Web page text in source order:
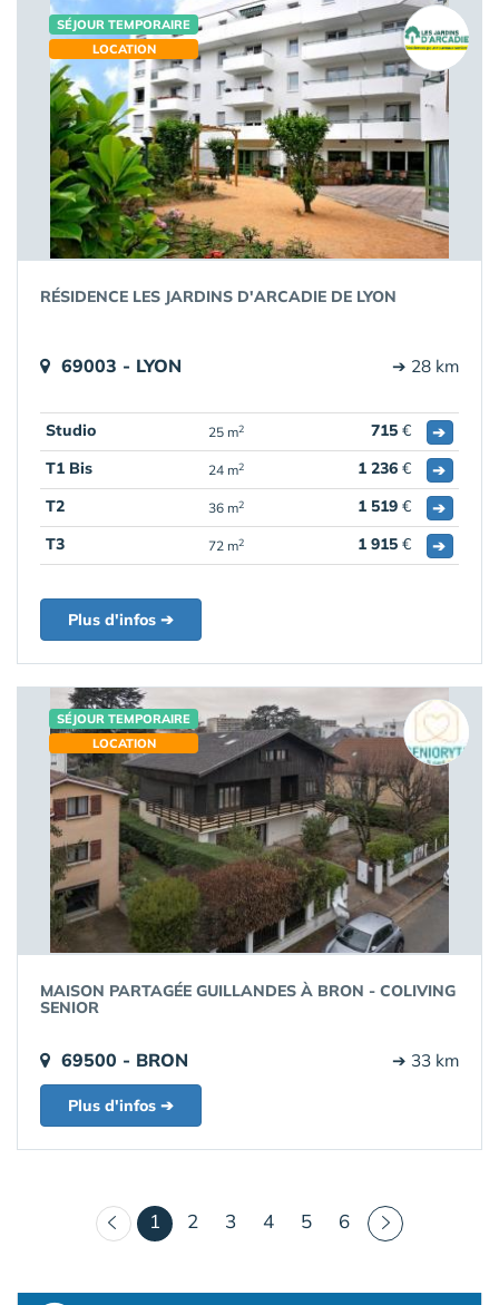
SÉJOUR TEMPORAIRE
LOCATION
RÉSIDENCE LES JARDINS D'ARCADIE DE LYON
69003 - LYON ➔ 28 km
Studio 25 m2 715 €
➔
T1 Bis
24 m2 1 236 €
➔
T2
36 m2 1 519 €
➔
T3
72 m2 1 915 € ➔
Plus d'infos ➔
SÉJOUR TEMPORAIRE
LOCATION
MAISON PARTAGÉE GUILLANDES À BRON - COLIVING
SENIOR
69500 - BRON ➔ 33 km
Plus d'infos ➔
1 (courant)
2 3 4 5 6